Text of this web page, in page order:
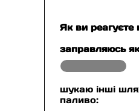
Як ви реагуєте
заправляюсь
шукаю інші
паливо: